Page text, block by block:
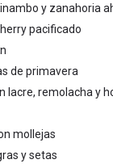
y zanahoria
pacificado
de primavera
lacre, remolacha y
mollejas
y setas